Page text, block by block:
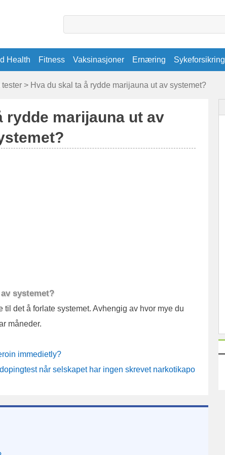
Health Fitness Vaksinasjoner Ernæring Sykeforsikring
tester > Hva du skal ta å rydde marijauna ut av systemet?
rydde marijauna ut av
systemet?
til det å forlate systemet. Avhengig av hvor mye du
måneder.
immedietly?
når selskapet har ingen skrevet narkotikapolitikk?